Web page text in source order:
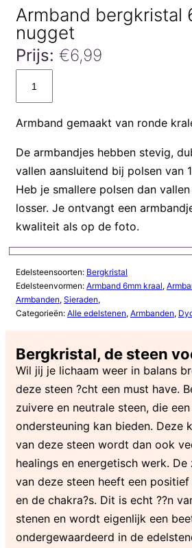
Armband bergkristal
nugget
Prijs: €6,99
aantal
Armband gemaakt van ronde
De armbandjes hebben stevig,
vallen aansluitend bij polsen van
Heb je smallere polsen dan
losser. Je ontvangt een
kwaliteit als op de foto.
Edelsteensoorten: Bergkristal
Edelsteenvormen: Armband 6mm kraal,
Armbanden, Sieraden,
Categorieën: Alle edelstenen, Armbanden,
Bergkristal, de steen
Wil jij je lichaam weer in balans
deze steen ?cht een must have.
zuivere en neutrale steen, die
ondersteuning kan bieden. Deze
van deze steen wordt dan ook
healings en energetisch werk.
van deze steen heeft een
en de chakra?s. Dit is echt ??n
stenen en wordt eigenlijk een
ondergewaardeerd in de